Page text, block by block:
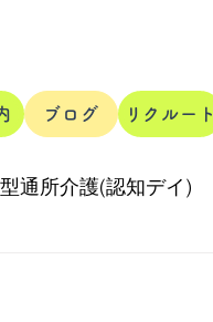
ブログ リクルート
通所介護(認知デイ)